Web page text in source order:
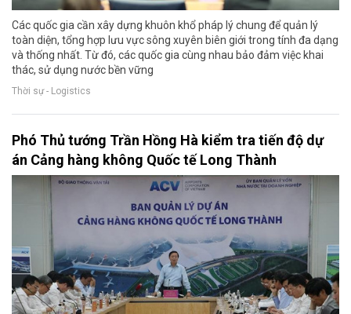
Các quốc gia cần xây dựng khuôn khổ pháp lý chung để quản lý
toàn diện, tổng hợp lưu vực sông xuyên biên giới trong tính đa dạng
và thống nhất. Từ đó, các quốc gia cùng nhau bảo đảm việc khai
thác, sử dụng nước bền vững
Thời sự - Logistics
Phó Thủ tướng Trần Hồng Hà kiểm tra tiến độ dự
án Cảng hàng không Quốc tế Long Thành